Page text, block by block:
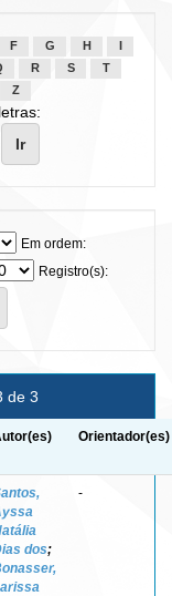
F G H
R S
T
Z
Em ordem:
Registro(s):
de 3
Orientador(es)
dos;
-